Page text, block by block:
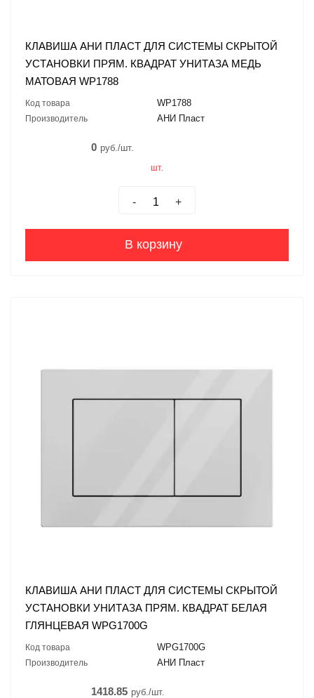
КЛАВИША АНИ ПЛАСТ ДЛЯ СИСТЕМЫ СКРЫТОЙ
УСТАНОВКИ ПРЯМ. КВАДРАТ УНИТАЗА МЕДЬ
МАТОВАЯ WP1788
Код товара WP1788
Производитель АНИ Пласт
0 руб./шт.
шт.
- +
В корзину
КЛАВИША АНИ ПЛАСТ ДЛЯ СИСТЕМЫ СКРЫТОЙ
УСТАНОВКИ УНИТАЗА ПРЯМ. КВАДРАТ БЕЛАЯ
ГЛЯНЦЕВАЯ WPG1700G
Код товара WPG1700G
Производитель АНИ Пласт
1418.85 руб./шт.